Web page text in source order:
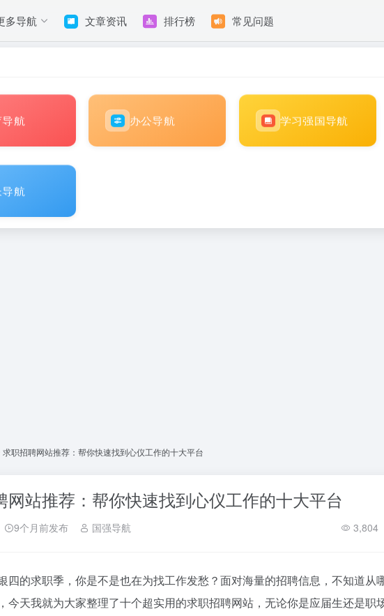
多导航 文章资讯 排行榜 常见问题
航 办公导航 学习强国导航
航
求职招聘网站推荐：帮你快速找到心仪工作的十大平台
网站推荐：帮你快速找到心仪工作的十大平台
9个月前发布 国强导航 3,804
四的求职季，你是不是也在为找工作发愁？面对海量的招聘信息，不知道从
今天我就为大家整理了十个超实用的求职招聘网站，无论你是应届生还是职